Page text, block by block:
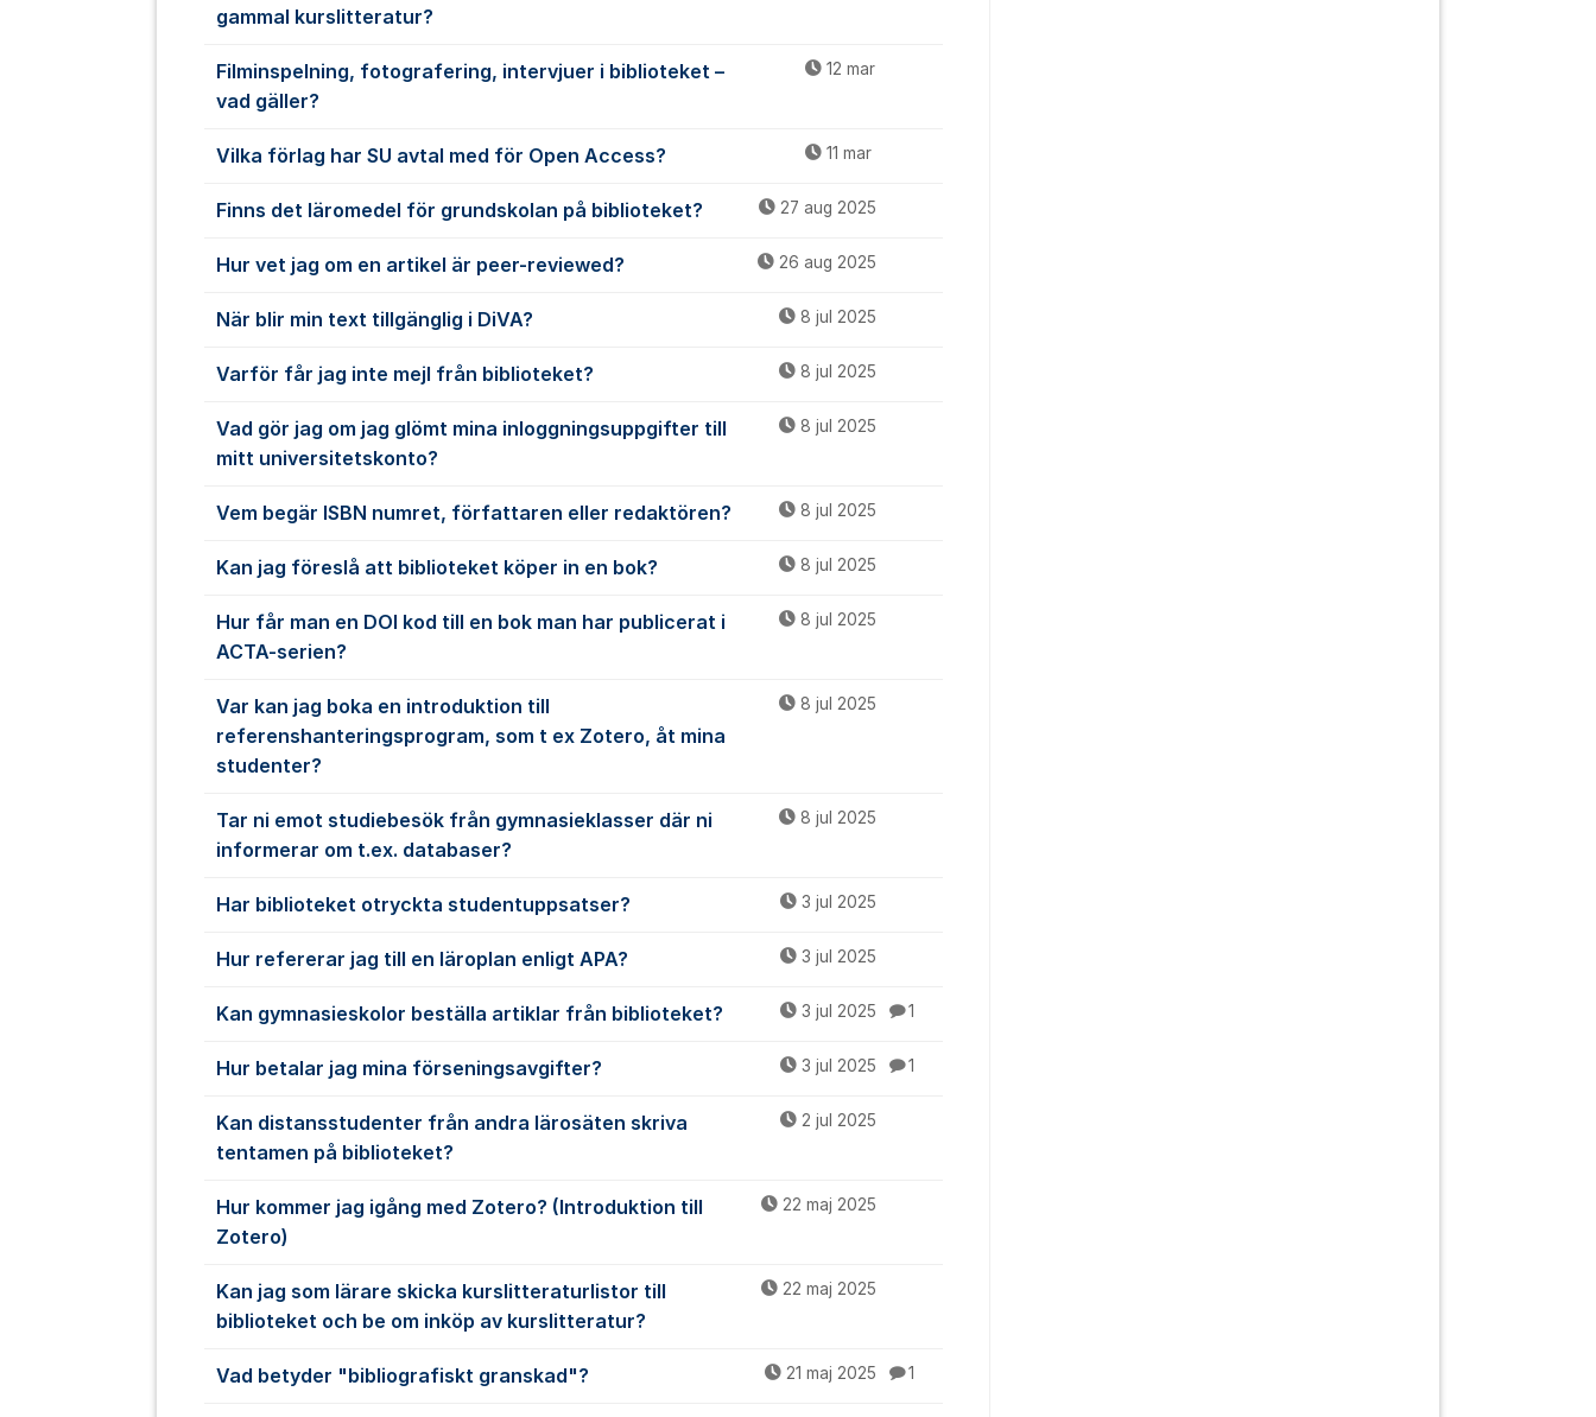
gammal kurslitteratur?
Filminspelning, fotografering, intervjuer i biblioteket –
vad gäller?
12 mar
Vilka förlag har SU avtal med för Open Access? 11 mar
Finns det läromedel för grundskolan på biblioteket? 27 aug 2025
Hur vet jag om en artikel är peer-reviewed? 26 aug 2025
När blir min text tillgänglig i DiVA? 8 jul 2025
Varför får jag inte mejl från biblioteket? 8 jul 2025
Vad gör jag om jag glömt mina inloggningsuppgifter till
mitt universitetskonto?
8 jul 2025
Vem begär ISBN numret, författaren eller redaktören? 8 jul 2025
Kan jag föreslå att biblioteket köper in en bok? 8 jul 2025
Hur får man en DOI kod till en bok man har publicerat i
ACTA-serien?
8 jul 2025
Var kan jag boka en introduktion till
referenshanteringsprogram, som t ex Zotero, åt mina
studenter?
8 jul 2025
Tar ni emot studiebesök från gymnasieklasser där ni
informerar om t.ex. databaser?
8 jul 2025
Har biblioteket otryckta studentuppsatser? 3 jul 2025
Hur refererar jag till en läroplan enligt APA? 3 jul 2025
Kan gymnasieskolor beställa artiklar från biblioteket? 3 jul 2025 1
Hur betalar jag mina förseningsavgifter? 3 jul 2025 1
Kan distansstudenter från andra lärosäten skriva
tentamen på biblioteket?
2 jul 2025
Hur kommer jag igång med Zotero? (Introduktion till
Zotero)
22 maj 2025
Kan jag som lärare skicka kurslitteraturlistor till
biblioteket och be om inköp av kurslitteratur?
22 maj 2025
Vad betyder "bibliografiskt granskad"? 21 maj 2025 1